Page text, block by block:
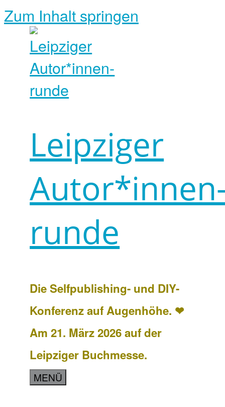
Zum Inhalt springen
Leipziger
runde
Die Selfpublishing- und DIY-
Konferenz auf Augenhöhe. ❤
Am 21. März 2026 auf der
Leipziger Buchmesse.
MENÜ